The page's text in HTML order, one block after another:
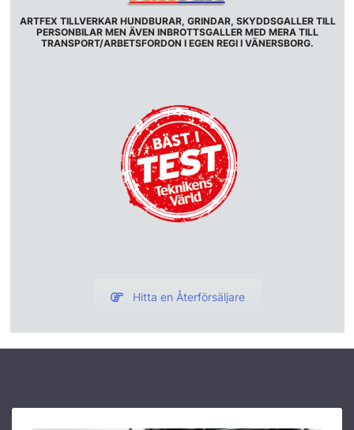
ARTFEX TILLVERKAR HUNDBURAR, GRINDAR, SKYDDSGALLER TILL
PERSONBILAR MEN ÄVEN INBROTTSGALLER MED MERA TILL
TRANSPORT/ARBETSFORDON I EGEN REGI I VÄNERSBORG.
Hitta en Återförsäljare